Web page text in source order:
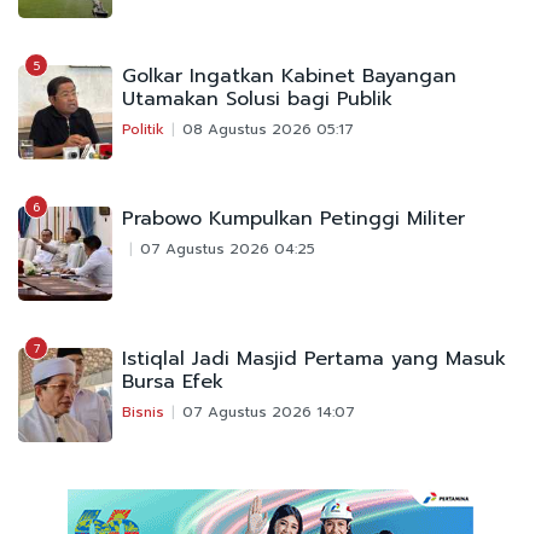
5 Golkar Ingatkan Kabinet Bayangan
Utamakan Solusi bagi Publik
Politik 08 Agustus 2026 05:17
6 Prabowo Kumpulkan Petinggi Militer
07 Agustus 2026 04:25
7 Istiqlal Jadi Masjid Pertama yang Masuk
Bursa Efek
Bisnis 07 Agustus 2026 14:07